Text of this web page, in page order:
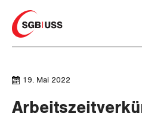
Home
THEMEN
19. Mai 2022